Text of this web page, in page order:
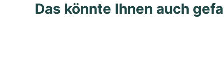
Das könnte Ihnen auch